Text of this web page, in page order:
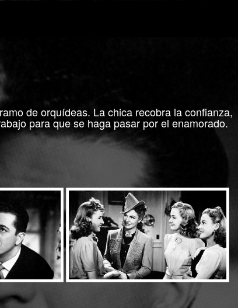
de orquídeas. La chica recobra la confianza,
para que se haga pasar por el enamorado.